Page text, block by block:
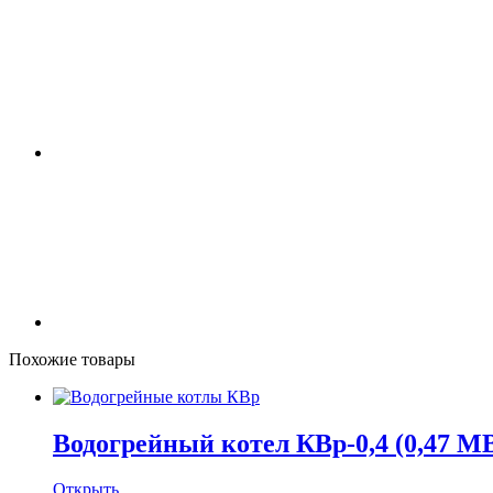
Похожие товары
Водогрейный котел КВр-0,4 (0,47